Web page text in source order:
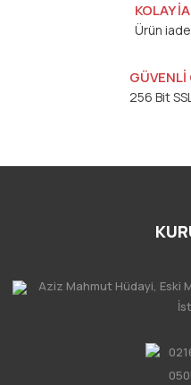
KOLAY
Ürün
GÜVENLİ
256 Bit
Aziz Mahmut Hüdayi, Eski